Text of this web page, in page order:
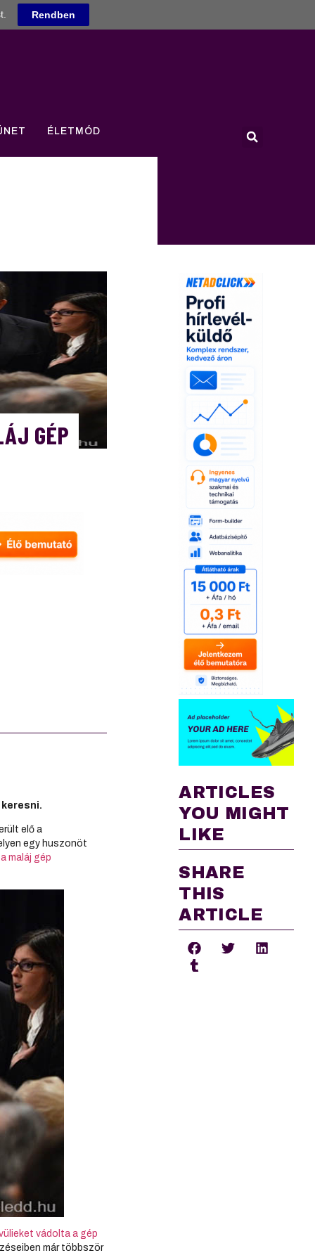
ÉLETMÓD
GÉP
elő a
egy huszonöt
a maláj gép
vádolta a gép
már többször
ARTICLES
YOU MIGHT
LIKE
SHARE
THIS
ARTICLE
Rendben